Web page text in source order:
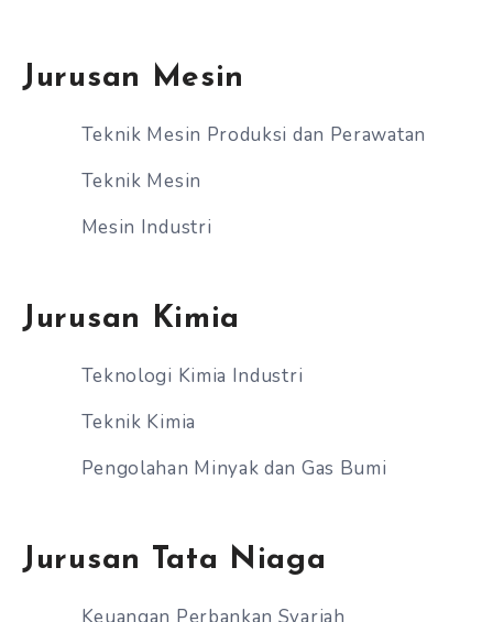
Jurusan Mesin
Teknik Mesin Produksi dan Perawatan
Teknik Mesin
Mesin Industri
Jurusan Kimia
Teknologi Kimia Industri
Teknik Kimia
Pengolahan Minyak dan Gas Bumi
Jurusan Tata Niaga